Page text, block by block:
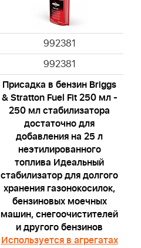
992381
992381
Присадка в бензин Briggs
& Stratton Fuel Fit 250 мл -
250 мл стабилизатора
достаточно для
добавления на 25 л
неэтилированного
топлива Идеальный
стабилизатор для долгого
хранения газонокосилок,
бензиновых моечных
машин, снегоочистителей
и другого бензинов
Используется в агрегатах